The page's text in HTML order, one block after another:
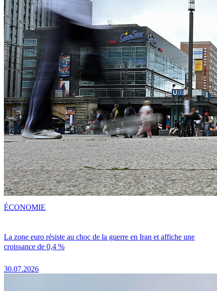
La zone euro résiste au choc de la guerre en Iran et affiche une
croissance de 0,4 %
30.07.2026
ÉCONOMIE